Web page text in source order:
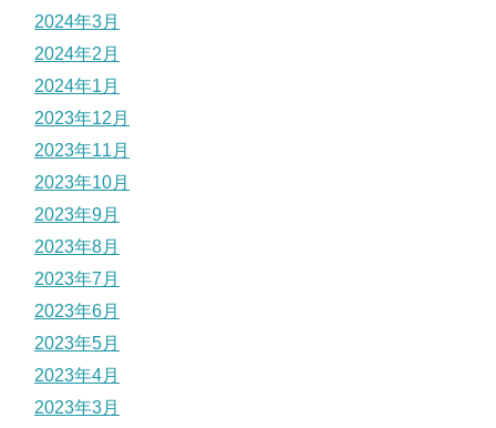
2024年3月
2024年2月
2024年1月
2023年12月
2023年11月
2023年10月
2023年9月
2023年8月
2023年7月
2023年6月
2023年5月
2023年4月
2023年3月